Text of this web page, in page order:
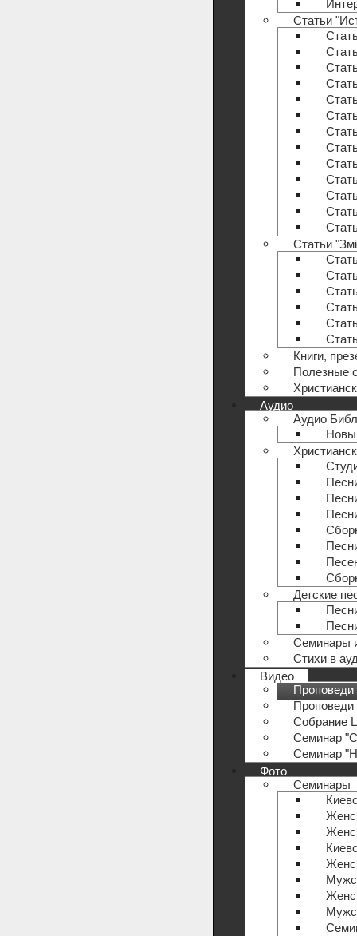
Статьи
Статьи
Книги,
Полезные
Аудио
Аудио
Детские
Семинары
Стихи в
Видео
Проповеди
Проповеди
Собрание
Семинар
Семинар
Фото
Семинары